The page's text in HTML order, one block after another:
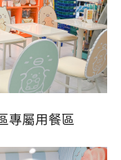
專屬用餐區